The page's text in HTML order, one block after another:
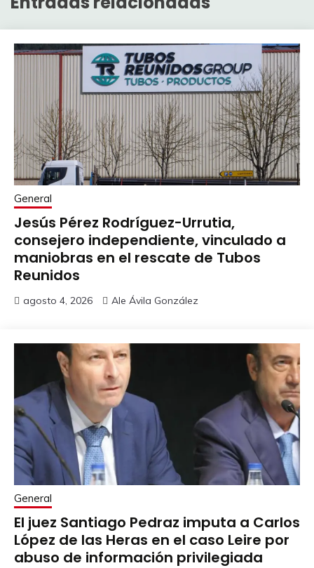
General
Jesús Pérez Rodríguez-Urrutia,
consejero independiente, vinculado a
maniobras en el rescate de Tubos
Reunidos
agosto 4, 2026 Ale Ávila González
General
El juez Santiago Pedraz imputa a Carlos
López de las Heras en el caso Leire por
abuso de información privilegiada